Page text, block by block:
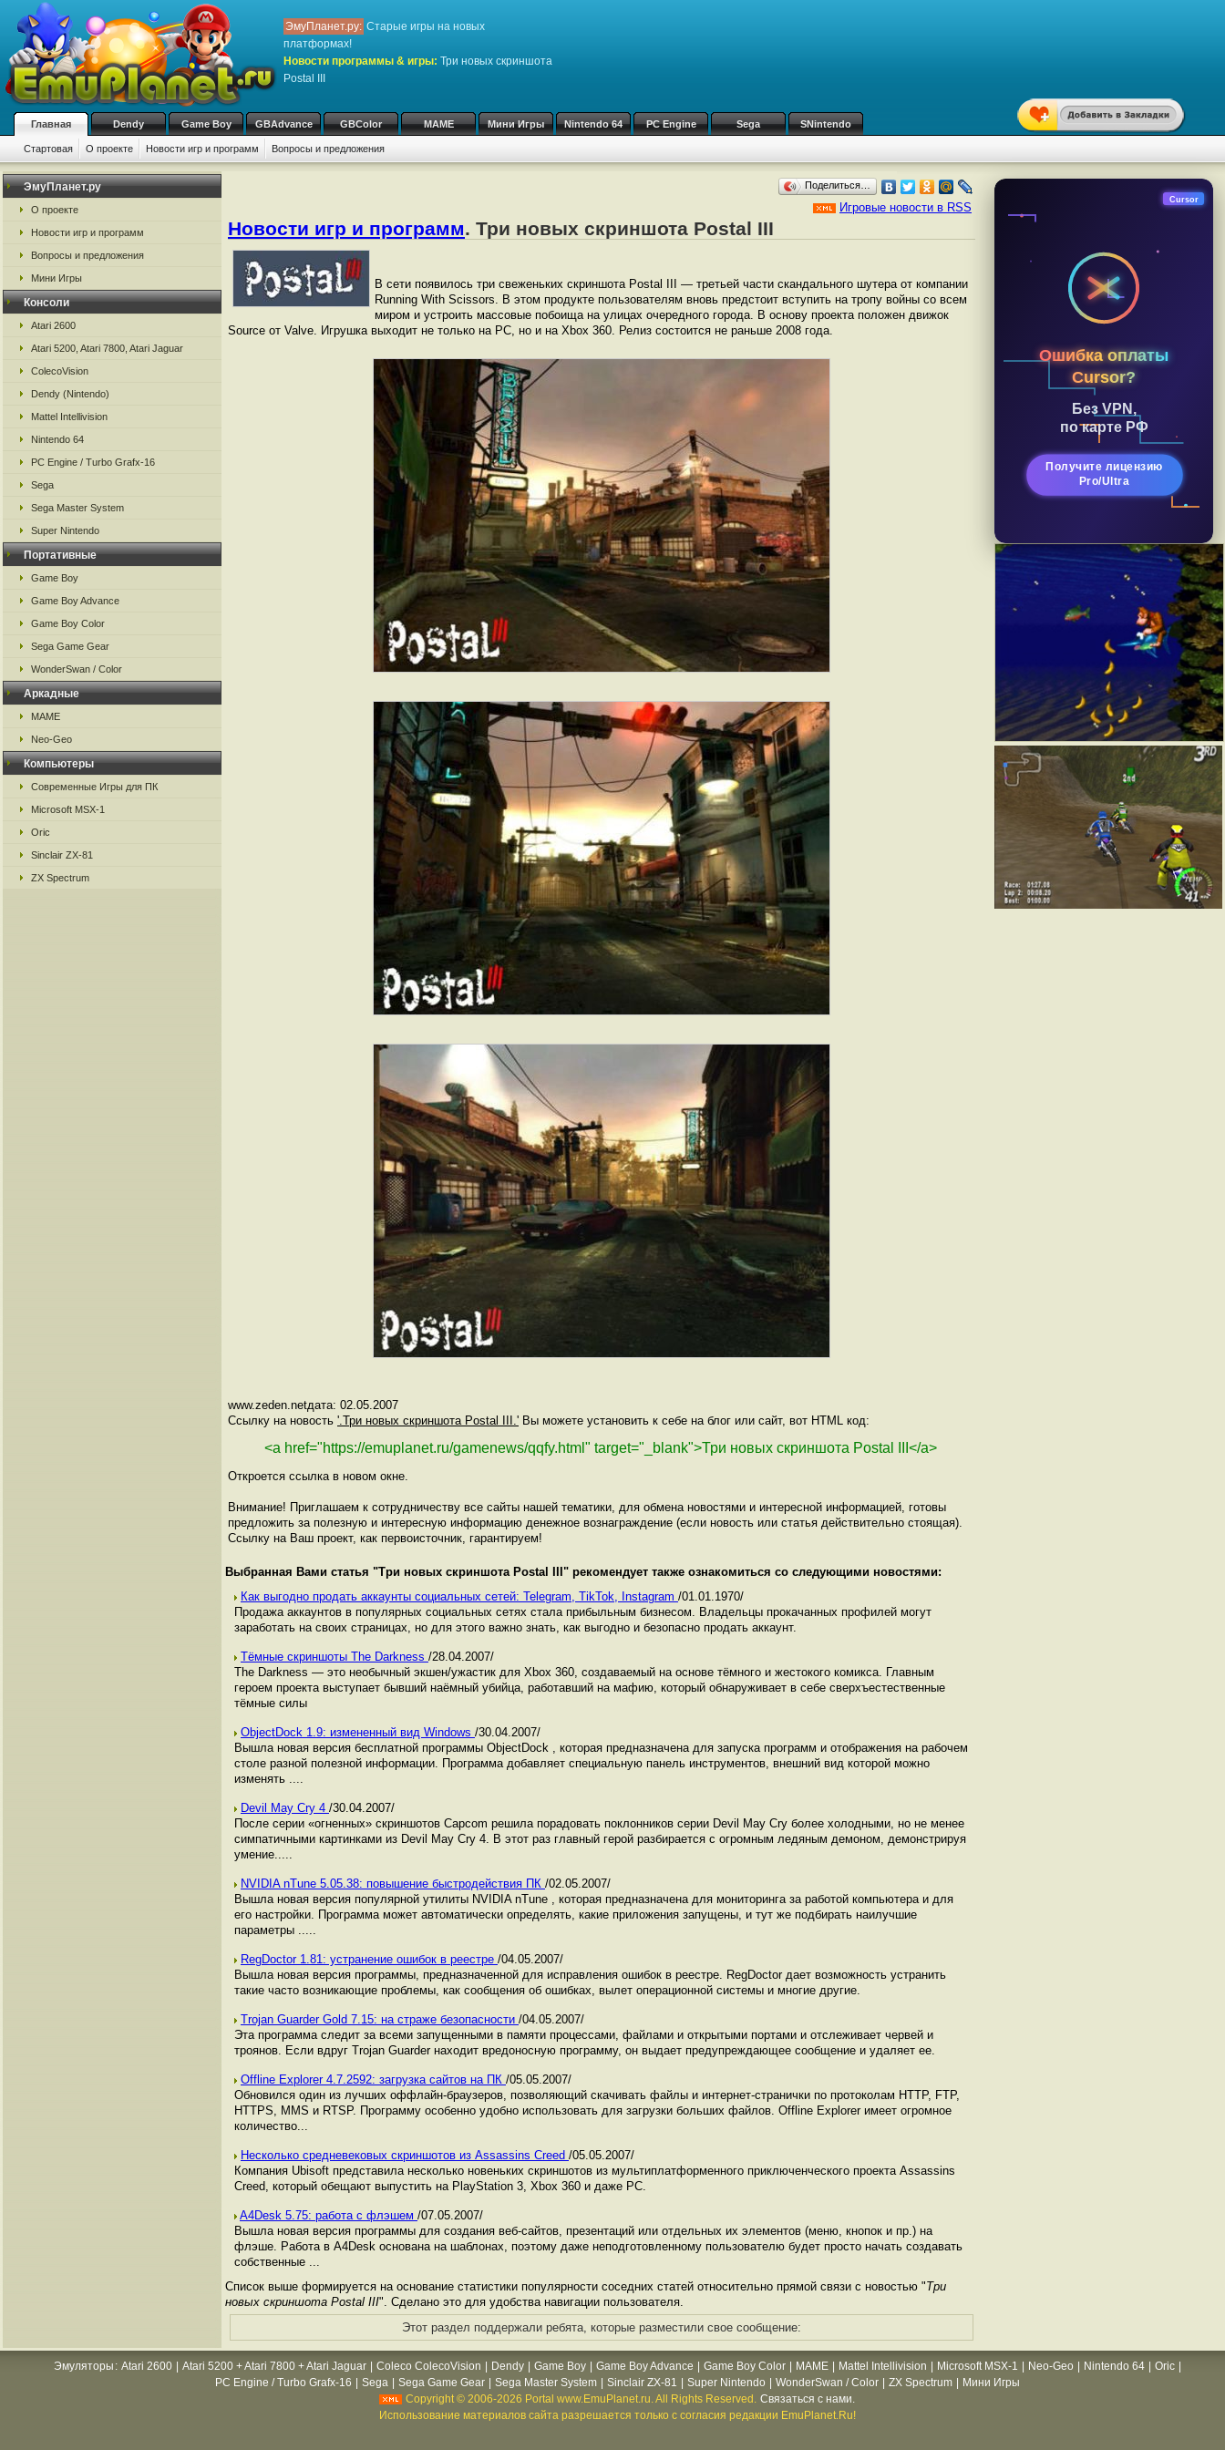
ЭмуПланет.ру: Старые игры на новых
платформах!
Новости программы & игры: Три новых скриншота
Postal III
Главная Dendy Game Boy GBAdvance GBColor MAME Мини Игры Nintendo 64 PC Engine Sega SNintendo
Стартовая О проекте Новости игр и программ Вопросы и предложения
ЭмуПланет.ру
О проекте
Новости игр и программ
Вопросы и предложения
Мини Игры
Консоли
Atari 2600
Atari 5200, Atari 7800, Atari Jaguar
ColecoVision
Dendy (Nintendo)
Mattel Intellivision
Nintendo 64
PC Engine / Turbo Grafx-16
Sega
Sega Master System
Super Nintendo
Портативные
Game Boy
Game Boy Advance
Game Boy Color
Sega Game Gear
WonderSwan / Color
Аркадные
MAME
Neo-Geo
Компьютеры
Современные Игры для ПК
Microsoft MSX-1
Oric
Sinclair ZX-81
ZX Spectrum
Поделиться…
Игровые новости в RSS
Новости игр и программ. Три новых скриншота Postal III
В сети появилось три свеженьких скриншота Postal III — третьей части скандального шутера от компании
Running With Scissors. В этом продукте пользователям вновь предстоит вступить на тропу войны со всем
миром и устроить массовые побоища на улицах очередного города. В основу проекта положен движок
Source от Valve. Игрушка выходит не только на PC, но и на Xbox 360. Релиз состоится не раньше 2008 года.
www.zeden.netдата: 02.05.2007
Ссылку на новость '.Три новых скриншота Postal III.' Вы можете установить к себе на блог или сайт, вот HTML код:
<a href="https://emuplanet.ru/gamenews/qqfy.html" target="_blank">Три новых скриншота Postal III</a>
Откроется ссылка в новом окне.
Внимание! Приглашаем к сотрудничеству все сайты нашей тематики, для обмена новостями и интересной информацией, готовы
предложить за полезную и интересную информацию денежное вознаграждение (если новость или статья действительно стоящая).
Ссылку на Ваш проект, как первоисточник, гарантируем!
Выбранная Вами статья "Три новых скриншота Postal III " рекомендует также ознакомиться со следующими новостями:
Как выгодно продать аккаунты социальных сетей: Telegram, TikTok, Instagram /01.01.1970/
Продажа аккаунтов в популярных социальных сетях стала прибыльным бизнесом. Владельцы прокачанных профилей могут
заработать на своих страницах, но для этого важно знать, как выгодно и безопасно продать аккаунт.
Тёмные скриншоты The Darkness /28.04.2007/
The Darkness — это необычный экшен/ужастик для Xbox 360, создаваемый на основе тёмного и жестокого комикса. Главным
героем проекта выступает бывший наёмный убийца, работавший на мафию, который обнаруживает в себе сверхъестественные
тёмные силы
ObjectDock 1.9: измененный вид Windows /30.04.2007/
Вышла новая версия бесплатной программы ObjectDock , которая предназначена для запуска программ и отображения на рабочем
столе разной полезной информации. Программа добавляет специальную панель инструментов, внешний вид которой можно
изменять ....
Devil May Cry 4 /30.04.2007/
После серии «огненных» скриншотов Capcom решила порадовать поклонников серии Devil May Cry более холодными, но не менее
симпатичными картинками из Devil May Cry 4. В этот раз главный герой разбирается с огромным ледяным демоном, демонстрируя
умение.....
NVIDIA nTune 5.05.38: повышение быстродействия ПК /02.05.2007/
Вышла новая версия популярной утилиты NVIDIA nTune , которая предназначена для мониторинга за работой компьютера и для
его настройки. Программа может автоматически определять, какие приложения запущены, и тут же подбирать наилучшие
параметры .....
RegDoctor 1.81: устранение ошибок в реестре /04.05.2007/
Вышла новая версия программы, предназначенной для исправления ошибок в реестре. RegDoctor дает возможность устранить
такие часто возникающие проблемы, как сообщения об ошибках, вылет операционной системы и многие другие.
Trojan Guarder Gold 7.15: на страже безопасности /04.05.2007/
Эта программа следит за всеми запущенными в памяти процессами, файлами и открытыми портами и отслеживает червей и
троянов. Если вдруг Trojan Guarder находит вредоносную программу, он выдает предупреждающее сообщение и удаляет ее.
Offline Explorer 4.7.2592: загрузка сайтов на ПК /05.05.2007/
Обновился один из лучших оффлайн-браузеров, позволяющий скачивать файлы и интернет-странички по протоколам HTTP, FTP,
HTTPS, MMS и RTSP. Программу особенно удобно использовать для загрузки больших файлов. Offline Explorer имеет огромное
количество...
Несколько средневековых скриншотов из Assassins Creed /05.05.2007/
Компания Ubisoft представила несколько новеньких скриншотов из мультиплатформенного приключенческого проекта Assassins
Creed, который обещают выпустить на PlayStation 3, Xbox 360 и даже PC.
A4Desk 5.75: работа с флэшем /07.05.2007/
Вышла новая версия программы для создания веб-сайтов, презентаций или отдельных их элементов (меню, кнопок и пр.) на
флэше. Работа в A4Desk основана на шаблонах, поэтому даже неподготовленному пользователю будет просто начать создавать
собственные ...
Список выше формируется на основание статистики популярности соседних статей относительно прямой связи с новостью "Три
новых скриншота Postal III". Сделано это для удобства навигации пользователя.
Этот раздел поддержали ребята, которые разместили свое сообщение:
Ошибка оплаты
Cursor?
Без VPN,
по карте РФ
Получите лицензию
Pro/Ultra
Cursor
Эмуляторы : Atari 2600 Atari 5200 + Atari 7800 + Atari Jaguar Coleco ColecoVision Dendy Game Boy Game Boy Advance Game Boy Color MAME Mattel Intellivision Microsoft MSX-1 Neo-Geo Nintendo 64 Oric
PC Engine / Turbo Grafx-16
Sega Sega Game Gear Sega Master System Sinclair ZX-81 Super Nintendo WonderSwan / Color ZX Spectrum
Мини Игры
Copyright © 2006-2026 Portal www.EmuPlanet.ru. All Rights Reserved. Связаться с нами.
Использование материалов сайта разрешается только с согласия редакции EmuPlanet.Ru!